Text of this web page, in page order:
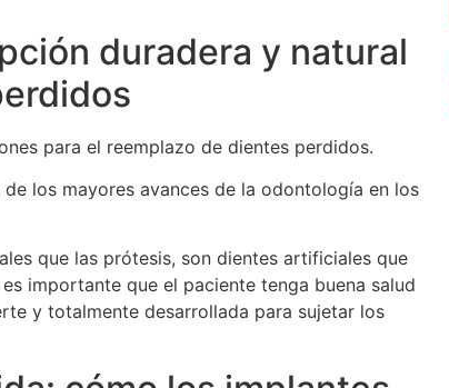
duradera y natural
para el reemplazo de dientes perdidos.
los mayores avances de la odontología en los
que las prótesis, son dientes artificiales que
importante que el paciente tenga buena salud
y totalmente desarrollada para sujetar los